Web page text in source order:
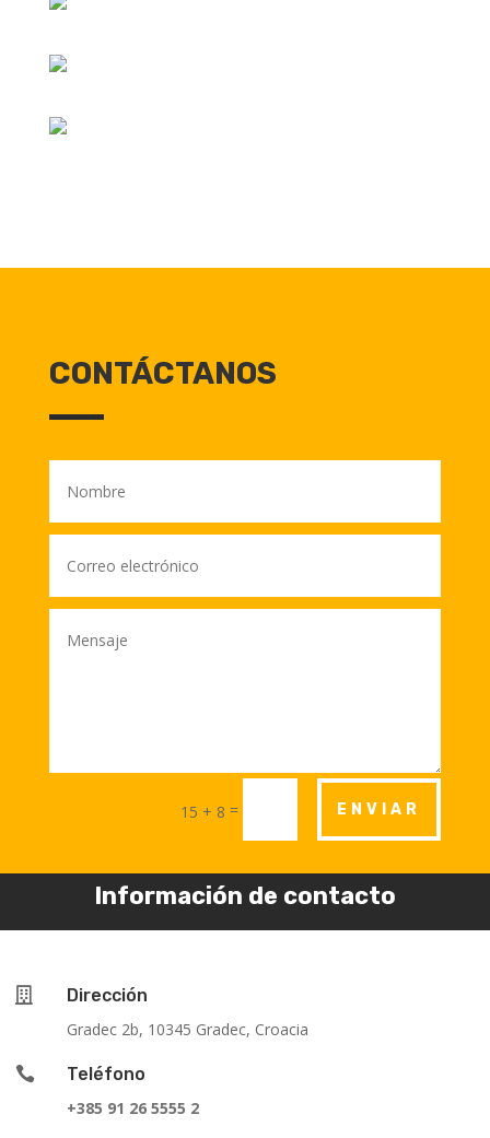
CONTÁCTANOS
15 + 8 = ENVIAR
Información de contacto

Dirección
Gradec 2b, 10345 Gradec, Croacia

Teléfono
+385 91 26 5555 2